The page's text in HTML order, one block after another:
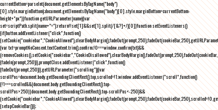
currentBottom=parseInt(document.getElementsByTagName("body")
[0].style.marginBottom);document.getElementsByTagName("body")[0].style.marginBottom=currentBottom-
height+"px"}}function getURLParameter(name){var
set=scriptPath.split(name+"=");return!!set[1]&&set[1].split(/[&?]+/)[0]}function setEventListeners()
{if(button.addEventListener("click",function()
{var txt=promptNoConsent.textContent.trim(),confirm;!0===window.confirm(txt)&&
{fadeIn(prompt,250)}),promptClose.addEventListener("click",function()
{fadeOut(prompt,250)}),getURLParameter("scrolling")){var
scrollPos=document.body.getBoundingClientRect().top,scrolled=!1;window.addEventListener("scroll",function()
{!1===scrolled&&(document.body.getBoundingClientRect().top-
scrollPos>250||document.body.getBoundingClientRect().top-scrollPos<-250)&&
{setupCookieBar()});